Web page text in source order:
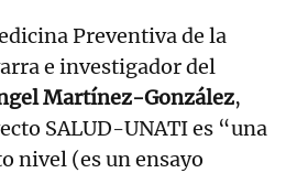
Preventiva de la
e investigador del
Martínez-González,
SALUD-UNATI es “una
nivel (es un ensayo